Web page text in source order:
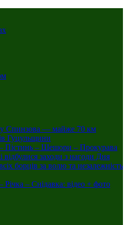
Спинзова — майже 70 км
Гуцульщини
Пістинь – Шешори – Прокурава
відбулися заходи з нагоди Дня
борців за волю та незалежність
Річка – Снідавка: відео + фото